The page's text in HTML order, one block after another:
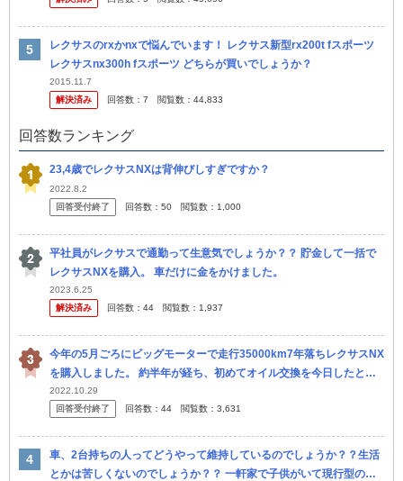
レクサスのrxかnxで悩んでいます！ レクサス新型rx200t fスポーツ
レクサスnx300h fスポーツ どちらが買いでしょうか？
2015.11.7
解決済み
回答数： 7 閲覧数： 44,833
回答数ランキング
23,4歳でレクサスNXは背伸びしすぎですか？
2022.8.2
回答受付終了
回答数： 50 閲覧数： 1,000
平社員がレクサスで通勤って生意気でしょうか？？ 貯金して一括で
レクサスNXを購入。 車だけに金をかけました。
2023.6.25
解決済み
回答数： 44 閲覧数： 1,937
今年の5月ごろにビッグモーターで走行35000km7年落ちレクサスNX
を購入しました。 約半年が経ち、初めてオイル交換を今日したとこ
ろ、タイヤがバースト寸前と言われました。 溝もほとんどなく、タ...
2022.10.29
回答受付終了
回答数： 44 閲覧数： 3,631
車、2台持ちの人ってどうやって維持しているのでしょうか？？生活
とかは苦しくないのでしょうか？？ 一軒家で子供がいて現行型のヴ